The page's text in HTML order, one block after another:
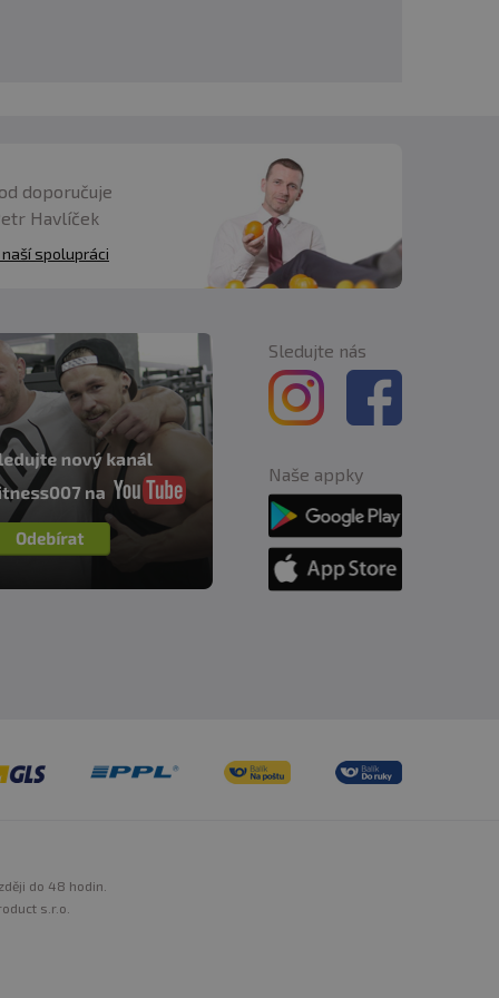
doporučuje
Havlíček
naší spolupráci
Sledujte nás
Naše appky
do 48 hodin.
s.r.o.